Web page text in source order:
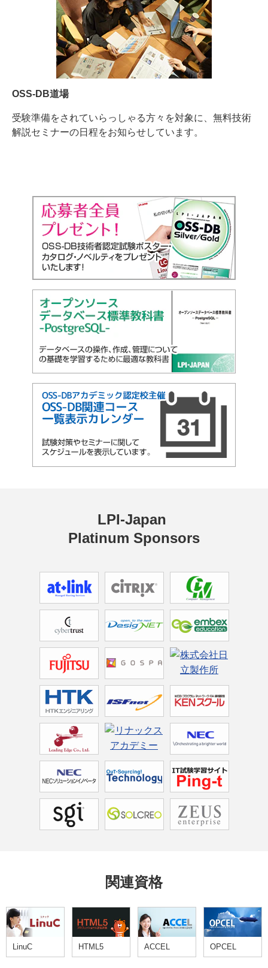
OSS-DB道場
受験準備をされていらっしゃる方々を対象に、無料技術
解説セミナーの日程をお知らせしています。
LPI-Japan
Platinum Sponsors
関連資格
LinuC HTML5 ACCEL OPCEL